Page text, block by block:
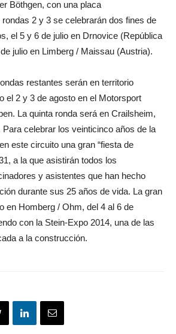
Böthgen, con una placa
2 y 3 se celebrarán dos fines de
el 5 y 6 de julio en Drnovice (República
julio en Limberg / Maissau (Austria).
restantes serán en territorio
el 2 y 3 de agosto en el Motorsport
La quinta ronda será en Crailsheim,
celebrar los veinticinco años de la
este circuito una gran “fiesta de
a la que asistirán todos los
y asistentes que han hecho
durante sus 25 años de vida. La gran
en Homberg / Ohm, del 4 al 6 de
con la Stein-Expo 2014, una de las
a la construcción.